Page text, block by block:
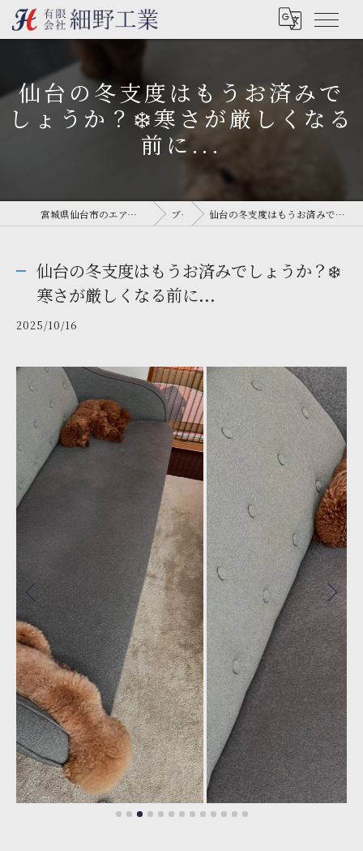
仙台の冬支度はもうお済みで
しょうか？❄️寒さが厳しくなる
前に...
宮城県仙台市のエアコン工事なら有限会社細野工業 ブログ 仙台の冬支度はもうお済みでしょうか？❄️寒さが厳しくなる前に...
仙台の冬支度はもうお済みでしょうか？❄️
寒さが厳しくなる前に...
2025/10/16